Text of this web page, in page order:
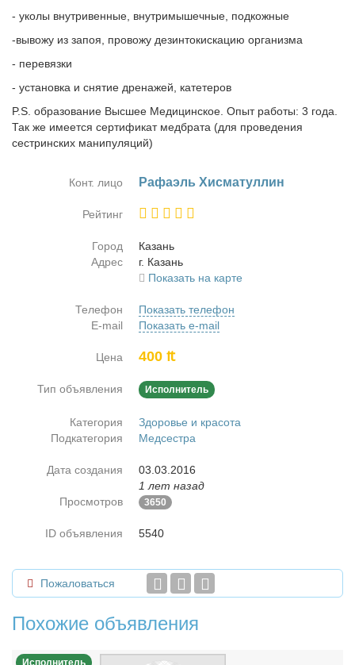
- уколы внутривенные, внутримышечные, подкожные
-вывожу из запоя, провожу дезинтокискацию организма
- перевязки
- установка и снятие дренажей, катетеров
P.S. образование Высшее Медицинское. Опыт работы: 3 года.
Так же имеется сертификат медбрата (для проведения
сестринских манипуляций)
Конт. лицо Ра­фа­эль Хи­сма­тул­лин
Рейтинг
Город
Ка­зань
Адрес
г. Ка­зань
Показать на карте
Телефон
Показать телефон
E-mail
Показать e-mail
Цена 400 ₶
Тип объявления Исполнитель
Категория
Здоровье и красота
Подкатегория
Медсестра
Дата создания
03.03.2016
1 лет назад
Просмотров
3650
ID объявления 5540
Пожаловаться
Похожие объявления
Исполнитель